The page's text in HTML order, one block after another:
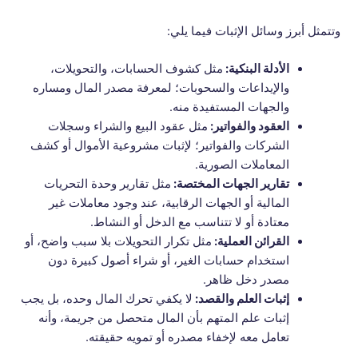
وتتمثل أبرز وسائل الإثبات فيما يلي:
الأدلة البنكية: مثل كشوف الحسابات، والتحويلات،
والإيداعات والسحوبات؛ لمعرفة مصدر المال ومساره
والجهات المستفيدة منه.
العقود والفواتير: مثل عقود البيع والشراء وسجلات
الشركات والفواتير؛ لإثبات مشروعية الأموال أو كشف
المعاملات الصورية.
تقارير الجهات المختصة: مثل تقارير وحدة التحريات
المالية أو الجهات الرقابية، عند وجود معاملات غير
معتادة أو لا تتناسب مع الدخل أو النشاط.
القرائن العملية: مثل تكرار التحويلات بلا سبب واضح، أو
استخدام حسابات الغير، أو شراء أصول كبيرة دون
مصدر دخل ظاهر.
إثبات العلم والقصد: لا يكفي تحرك المال وحده، بل يجب
إثبات علم المتهم بأن المال متحصل من جريمة، وأنه
تعامل معه لإخفاء مصدره أو تمويه حقيقته.